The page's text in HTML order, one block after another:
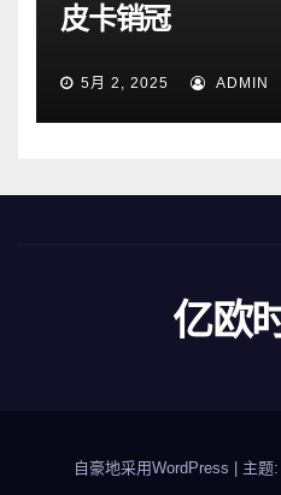
皮卡销冠
5月 2, 2025 ADMIN
亿欧
自豪地采用WordPress 主题